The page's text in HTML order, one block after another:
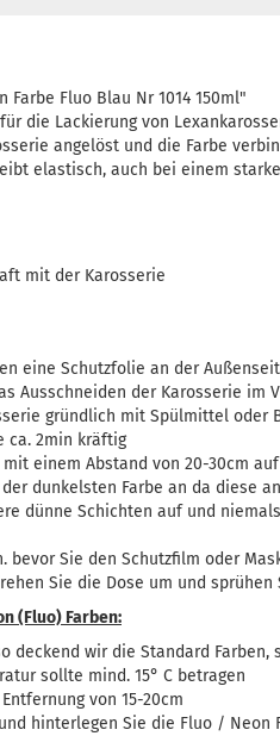
Fluo Blau Nr 1014 150ml"
die Lackierung von
angelöst und die Farbe
elastisch, auch bei einem
mit der Karosserie
eine Schutzfolie an der
Ausschneiden der Karosserie im
gründlich mit Spülmittel oder
ca. 2min kräftig
einem Abstand von 20-30cm auf
dunkelsten Farbe an da diese
dünne Schichten auf und
bevor Sie den Schutzfilm oder
Sie die Dose um und
(Fluo) Farben:
deckend wir die Standard
sollte mind. 15° C betragen
von 15-20cm
hinterlegen Sie die Fluo /